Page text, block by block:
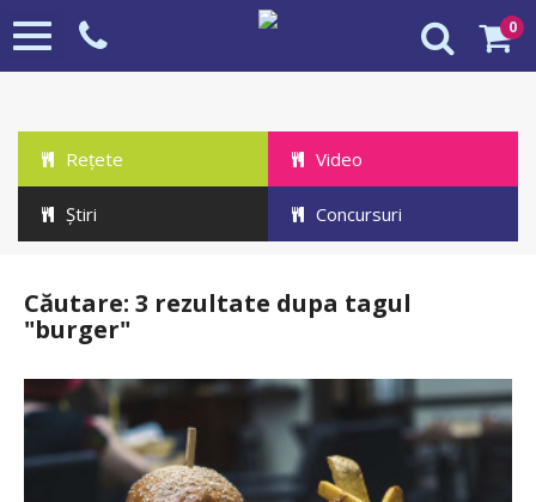
Toggle
navigation
0
Rețete Video
Știri Concursuri
Căutare: 3 rezultate dupa tagul
"burger"